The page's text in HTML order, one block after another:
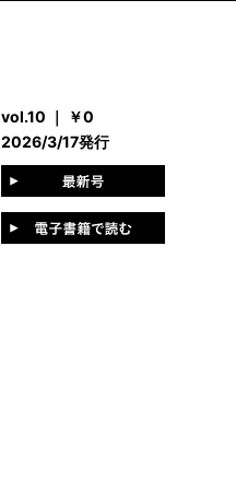
vol.10 ｜ ￥0
2026/3/17発行